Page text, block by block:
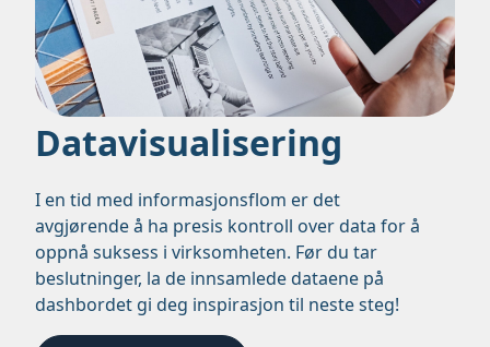
Datavisualisering
I en tid med informasjonsflom er det
avgjørende å ha presis kontroll over data for å
oppnå suksess i virksomheten. Før du tar
beslutninger, la de innsamlede dataene på
dashbordet gi deg inspirasjon til neste steg!